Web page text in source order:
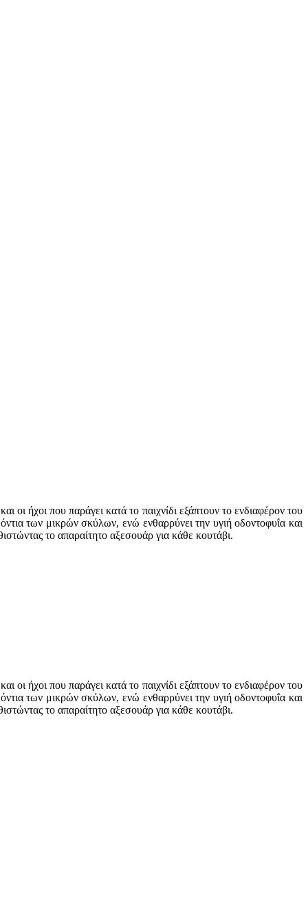
οι ήχοι που παράγει κατά το παιχνίδι εξάπτουν το ενδιαφέρον του
των μικρών σκύλων, ενώ ενθαρρύνει την υγιή οδοντοφυΐα και
το απαραίτητο αξεσουάρ για κάθε κουτάβι.
οι ήχοι που παράγει κατά το παιχνίδι εξάπτουν το ενδιαφέρον του
των μικρών σκύλων, ενώ ενθαρρύνει την υγιή οδοντοφυΐα και
το απαραίτητο αξεσουάρ για κάθε κουτάβι.